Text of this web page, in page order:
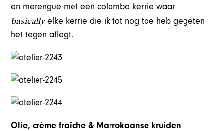
en merengue met een colombo kerrie waar
basicallyelke kerrie die ik tot nog toe heb gegeten
het tegen aflegt.
Olie, crème fraîche & Marrokaanse kruiden